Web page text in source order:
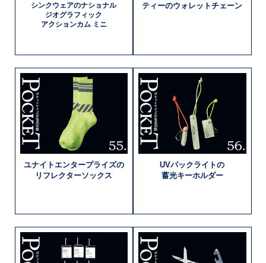
シンクウェアのナショナル
ジオグラフィック
アクションカム ミニ
ティーのウォレットチェーン
ユナイト エンタープライズの
リフレクターソックス
UVパックライトの
蓄光キーホルダー